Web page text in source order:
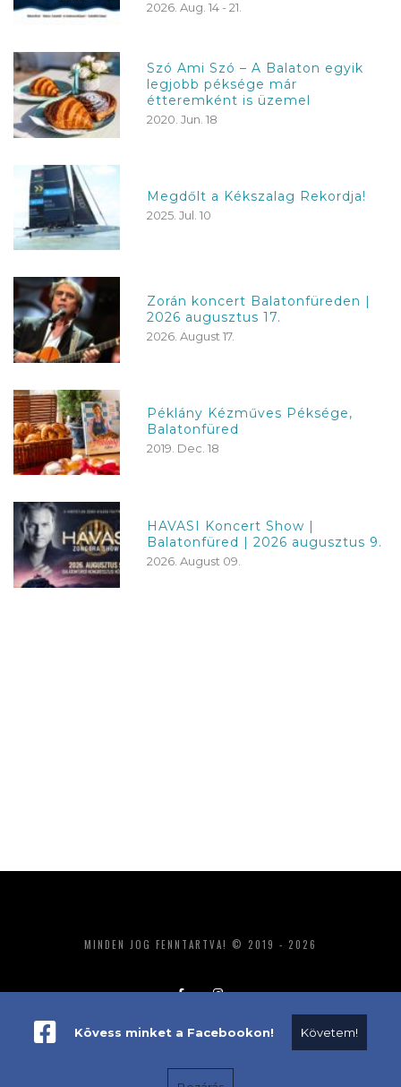
2026. Aug. 14 - 21.
Szó Ami Szó – A Balaton egyik
legjobb péksége már
étteremként is üzemel
2020. Jun. 18
Megdőlt a Kékszalag Rekordja!
2025. Jul. 10
Zorán koncert Balatonfüreden |
2026 augusztus 17.
2026. August 17.
Péklány Kézműves Péksége,
Balatonfüred
2019. Dec. 18
HAVASI Koncert Show |
Balatonfüred | 2026 augusztus 9.
2026. August 09.
MINDEN JOG FENNTARTVA! © 2019 - 2026
ADATKEZELÉS IMPRESSZUM MÉDIAAJÁNLAT
Kövess minket a Facebookon! Követem!